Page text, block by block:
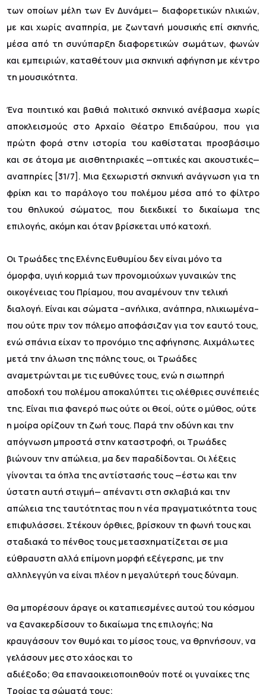
των οποίων μέλη των Εν Δυνάμει— διαφορετικών ηλικιών,
με και χωρίς αναπηρία, με ζωντανή μουσικής επί σκηνής,
μέσα από τη συνύπαρξη διαφορετικών σωμάτων, φωνών
και εμπειριών, καταθέτουν μια σκηνική αφήγηση με κέντρο
τη μουσικότητα.
Ένα ποιητικό και βαθιά πολιτικό σκηνικό ανέβασμα χωρίς
αποκλεισμούς στο Αρχαίο Θέατρο Επιδαύρου, που για
πρώτη φορά στην ιστορία του καθίσταται προσβάσιμο
και σε άτομα με αισθητηριακές —οπτικές και ακουστικές—
αναπηρίες [31/7]. Μια ξεχωριστή σκηνική ανάγνωση για τη
φρίκη και το παράλογο του πολέμου μέσα από το φίλτρο
του θηλυκού σώματος, που διεκδικεί το δικαίωμα της
επιλογής, ακόμη και όταν βρίσκεται υπό κατοχή.
Οι Τρωάδες της Ελένης Ευθυμίου δεν είναι μόνο τα
όμορφα, υγιή κορμιά των προνομιούχων γυναικών της
οικογένειας του Πρίαμου, που αναμένουν την τελική
διαλογή. Είναι και σώματα –ανήλικα, ανάπηρα, ηλικιωμένα–
που ούτε πριν τον πόλεμο αποφάσιζαν για τον εαυτό τους,
ενώ σπάνια είχαν το προνόμιο της αφήγησης. Αιχμάλωτες
μετά την άλωση της πόλης τους, οι Τρωάδες
αναμετρώνται με τις ευθύνες τους, ενώ η σιωπηρή
αποδοχή του πολέμου αποκαλύπτει τις ολέθριες συνέπειές
της. Είναι πια φανερό πως ούτε οι θεοί, ούτε ο μύθος, ούτε
η μοίρα ορίζουν τη ζωή τους. Παρά την οδύνη και την
απόγνωση μπροστά στην καταστροφή, οι Τρωάδες
βιώνουν την απώλεια, μα δεν παραδίδονται. Οι λέξεις
γίνονται τα όπλα της αντίστασής τους —έστω και την
ύστατη αυτή στιγμή— απέναντι στη σκλαβιά και την
απώλεια της ταυτότητας που η νέα πραγματικότητα τους
επιφυλάσσει. Στέκουν όρθιες, βρίσκουν τη φωνή τους και
σταδιακά το πένθος τους μετασχηματίζεται σε μια
εύθραυστη αλλά επίμονη μορφή εξέγερσης, με την
αλληλεγγύη να είναι πλέον η μεγαλύτερή τους δύναμη.
Θα μπορέσουν άραγε οι καταπιεσμένες αυτού του κόσμου
να ξανακερδίσουν το δικαίωμα της επιλογής; Να
κραυγάσουν τον θυμό και το μίσος τους, να θρηνήσουν, να
γελάσουν μες στο χάος και το
αδιέξοδο; Θα επαναοικειοποιηθούν ποτέ οι γυναίκες της
Τροίας τα σώματά τους;